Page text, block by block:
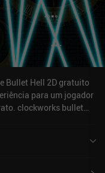
Bullet Hell 2D gratuito
para um jogador
clockworks bullet